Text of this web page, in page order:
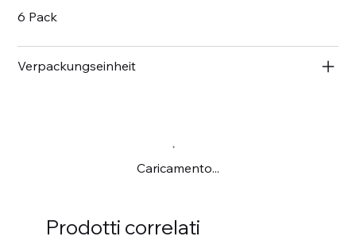
6 Pack
Verpackungseinheit
Caricamento...
Prodotti correlati